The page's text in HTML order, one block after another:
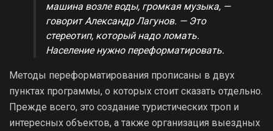
машина возле воды, громкая музыка, —
говорит Александр Лагунов. — Это
стереотип, который надо ломать.
Население нужно переформатировать.
Методы переформатирования прописаны в двух
пунктах программы, о которых стоит сказать отдельно.
Прежде всего, это создание туристических троп и
интересных объектов, а также организация выездных